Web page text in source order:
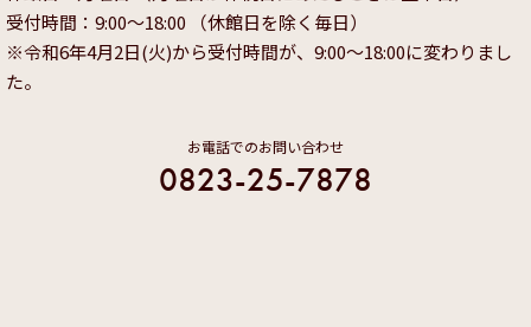
受付時間：9:00～18:00 （休館日を除く毎日）
※令和6年4月2日(火)から受付時間が、9:00～18:00に変わりまし
た。
お電話でのお問い合わせ
0823-25-7878